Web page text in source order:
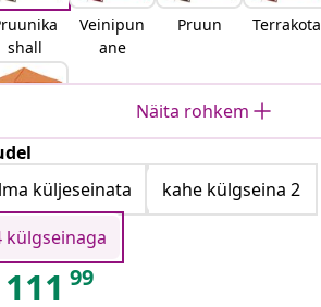
shall
Veinipun
ane
Pruun Terrakota
Oranž
Näita rohkem
küljeseinata
kahe külgseina 2
külgseinaga
111 99